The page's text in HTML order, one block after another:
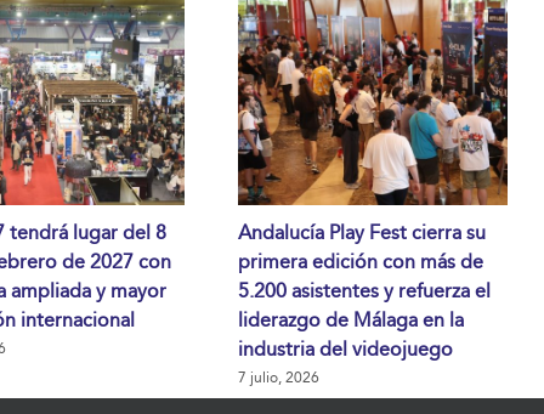
tendrá lugar del 8
de 2027 con
ampliada y mayor
internacional
Andalucía Play Fest cierra su
primera edición con más de
5.200 asistentes y refuerza el
liderazgo de Málaga en la
industria del videojuego
7 julio, 2026